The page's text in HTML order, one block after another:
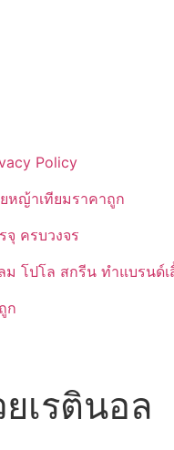
Policy
หญ้าเทียมราคาถูก
ครบวงจร
โปโล สกรีน ทำแบรนด์
ก
เรตินอล